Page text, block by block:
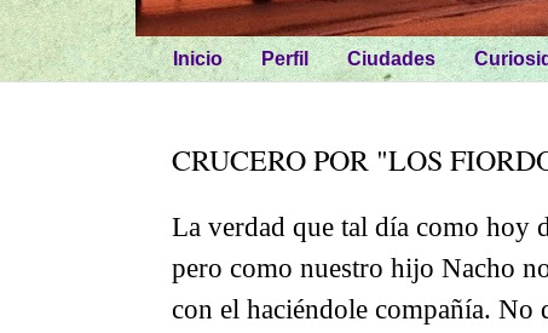
Inicio Perfil Ciudades
CRUCERO POR "LOS
La verdad que tal día como hoy
pero como nuestro hijo Nacho
con el haciéndole compañía. No